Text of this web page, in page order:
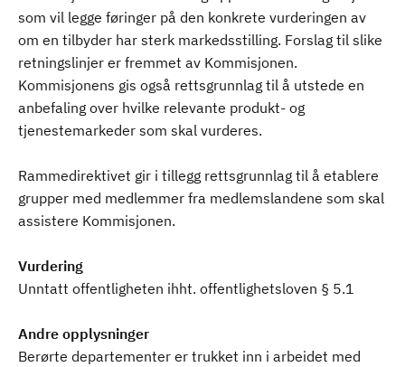
som vil legge føringer på den konkrete vurderingen av
om en tilbyder har sterk markedsstilling. Forslag til slike
retningslinjer er fremmet av Kommisjonen.
Kommisjonens gis også rettsgrunnlag til å utstede en
anbefaling over hvilke relevante produkt- og
tjenestemarkeder som skal vurderes.
Rammedirektivet gir i tillegg rettsgrunnlag til å etablere
grupper med medlemmer fra medlemslandene som skal
assistere Kommisjonen.
Vurdering
Unntatt offentligheten ihht. offentlighetsloven § 5.1
Andre opplysninger
Berørte departementer er trukket inn i arbeidet med